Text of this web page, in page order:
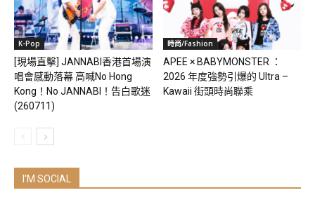
K-Pop
[現場直擊] JANNABI香港首場演
唱會感動落幕 高喊No Hong
Kong！No JANNABI！告白歌迷
(260711)
時尚/Fashion
APEE × BABYMONSTER ：
2026 年度強勢引爆的 Ultra –
Kawaii 街頭時尚聯乘
I'M SOCIAL